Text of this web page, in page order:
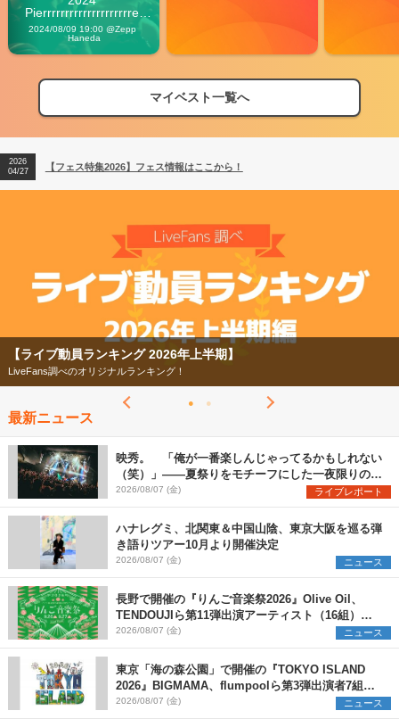
Pierrrrrrrrrrrrrrrrrrrre
Vibes
2024/08/09 19:00 @Zepp
Haneda
マイベスト一覧へ
【フェス特集2026】フェス情報はここから！
【ライブ動員ランキング】2026年上半期編発表！
2026
04/27
【フェス特集2026】フェス情報はここから！
2026
【ライブ動員ランキング 2026年上半期】
LiveFans調べのオリジナルランキング！
最新ニュース
映秀。 「俺が一番楽しんじゃってるかもしれない
（笑）」――夏祭りをモチーフにした一夜限りのス
ペシャルライブ『色祭』レポート
2026/08/07 (金) ライブレポート
ハナレグミ、北関東＆中国山陰、東京大阪を巡る弾
き語りツアー10月より開催決定
2026/08/07 (金) ニュース
長野で開催の『りんご音楽祭2026』Olive Oil、
TENDOUJIら第11弾出演アーティスト（16組）を
発表
2026/08/07 (金) ニュース
東京「海の森公園」で開催の『TOKYO ISLAND
2026』BIGMAMA、flumpoolら第3弾出演者7組を
発表 ワークショップ・アート出展者を募集
2026/08/07 (金) ニュース